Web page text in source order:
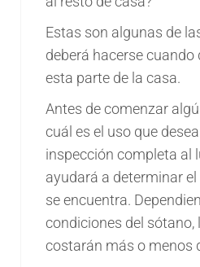
Estas son algunas de
deberá hacerse
esta parte de la casa.
Antes de comenzar
cuál es el uso que
inspección completa al
ayudará a determinar
se encuentra.
condiciones del sótano,
costarán más o menos